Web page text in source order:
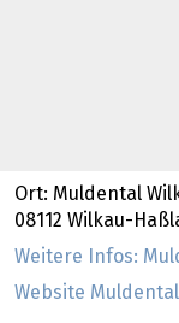
Ort: Muldental
08112 Wilkau-
Weitere Infos:
Website